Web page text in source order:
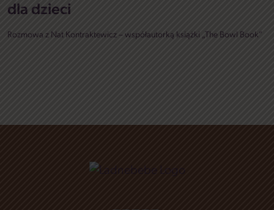
dla dzieci
Rozmowa z Nat Kontraktewicz – współautorką książki „The Bowl Book”